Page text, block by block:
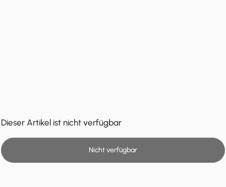
Dieser Artikel ist nicht verfügbar
Nicht verfügbar